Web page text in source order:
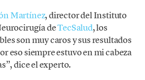
Martínez, director del Instituto
deTecSalud, los
son muy caros y sus resultados
eso siempre estuvo en mi cabeza
dice el experto.